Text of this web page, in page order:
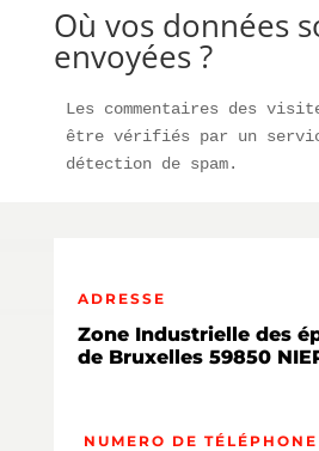
Où vos données
envoyées ?
Les commentaires des
être vérifiés par un
détection de spam.
ADRESSE
Zone Industrielle des
de Bruxelles 59850
NUMERO DE TÉLÉPHONE